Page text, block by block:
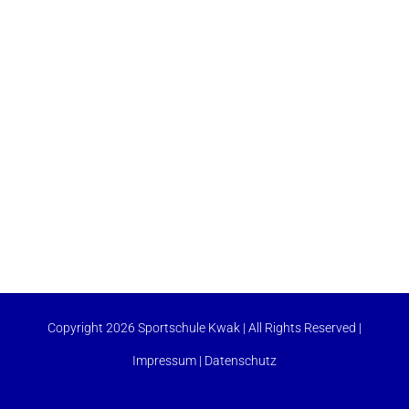
Copyright 2026 Sportschule Kwak | All Rights Reserved |
Impressum | Datenschutz